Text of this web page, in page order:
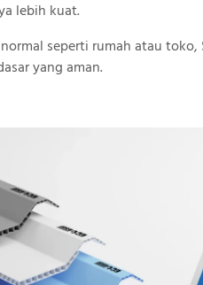
lebih kuat.
seperti rumah atau toko,
yang aman.